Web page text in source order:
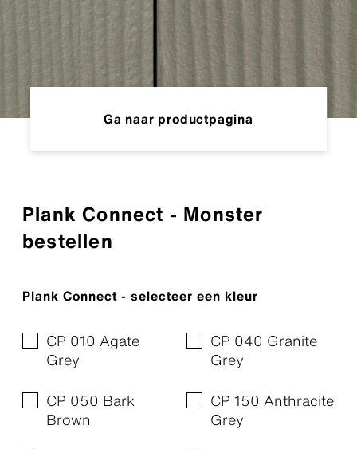
Ga naar productpagina
Plank Connect - Monster
bestellen
Plank Connect - selecteer een kleur
CP 010 Agate
Grey
CP 040 Granite
Grey
CP 050 Bark
Brown
CP 150 Anthracite
Grey